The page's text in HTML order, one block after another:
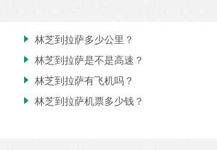
 林芝到拉萨多少公里？
 林芝到拉萨是不是高速？
 林芝到拉萨有飞机吗？
 林芝到拉萨机票多少钱？